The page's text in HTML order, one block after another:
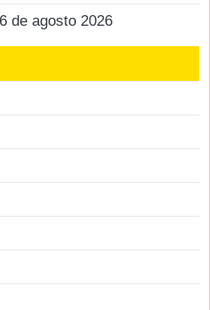
de agosto 2026